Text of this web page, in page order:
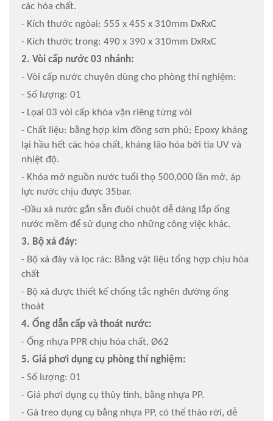
các hóa chất.
- Kích thước ngòai: 555 x 455 x 310mm DxRxC
- Kích thước trong: 490 x 390 x 310mm DxRxC
2. Vòi cấp nước 03 nhánh:
- Vòi cấp nước chuyên dùng cho phòng thí nghiệm:
- Số lượng: 01
- Lọai 03 vòi cấp khóa vặn riêng từng vòi
- Chất liệu: bằng hợp kim đồng sơn phủ; Epoxy kháng
lại hầu hết các hóa chất, kháng lão hóa bởi tia UV và
nhiệt độ.
- Khóa mở nguồn nước tuổi thọ 500,000 lần mở, áp
lực nước chịu được 35bar.
-Đầu xả nước gắn sẵn đuôi chuột dễ dàng lắp ống
nước mềm để sử dụng cho những công việc khác.
3. Bộ xả đáy:
- Bộ xả đáy và lọc rác: Bằng vật liệu tổng hợp chịu hóa
chất
- Bộ xả được thiết kế chống tắc nghẽn đường ống
thoát
4. Ống dẫn cấp và thoát nước:
- Ống nhựa PPR chịu hóa chất, Ø62
5. Giá phơi dụng cụ phòng thí nghiệm:
- Số lượng: 01
- Giá phơi dụng cụ thủy tinh, bằng nhựa PP.
- Gá treo dụng cụ bằng nhựa PP, có thể tháo rời, dễ